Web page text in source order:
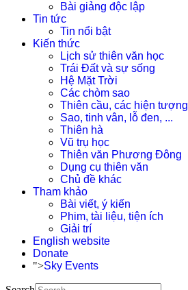
Bài giảng độc lập
Tin tức
Tin nổi bật
Kiến thức
Lịch sử thiên văn học
Trái Đất và sự sống
Hệ Mặt Trời
Các chòm sao
Thiên cầu, các hiện tượng
Sao, tinh vân, lỗ đen, ...
Thiên hà
Vũ trụ học
Thiên văn Phương Đông
Dụng cụ thiên văn
Chủ đề khác
Tham khảo
Bài viết, ý kiến
Phim, tài liệu, tiện ích
Giải trí
English website
Donate
">Sky Events